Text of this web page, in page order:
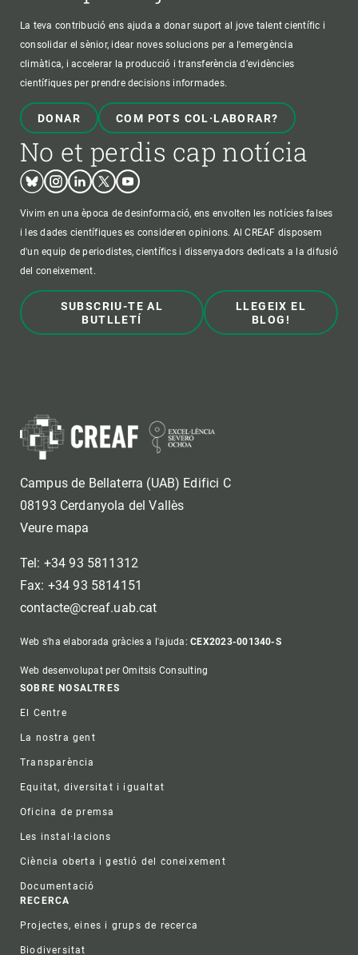
La teva contribució ens ajuda a donar suport al jove talent científic i
consolidar el sènior, idear noves solucions per a l'emergència
climàtica, i accelerar la producció i transferència d’evidències
científiques per prendre decisions informades.
DONAR COM POTS COL·LABORAR?
No et perdis cap notícia
BlueskyInstagram
LinkedinTwitterYoutube
Vivim en una època de desinformació, ens envolten les notícies falses
i les dades científiques es consideren opinions. Al CREAF disposem
d'un equip de periodistes, científics i dissenyadors dedicats a la difusió
del coneixement.
SUBSCRIU-TE AL
BUTLLETÍ
LLEGEIX EL
BLOG!
Campus de Bellaterra (UAB) Edifici C
08193 Cerdanyola del Vallès
Veure mapa
Tel: +34 93 5811312
Fax: +34 93 5814151
contacte@creaf.uab.cat
Web s'ha elaborada gràcies a l'ajuda:CEX2023-001340-S
Web desenvolupat per Omitsis Consulting
Footer
SOBRE NOSALTRES
El Centre
La nostra gent
Transparència
Equitat, diversitat i igualtat
Oficina de premsa
Les instal·lacions
Ciència oberta i gestió del coneixement
Documentació
RECERCA
Projectes, eines i grups de recerca
Biodiversitat